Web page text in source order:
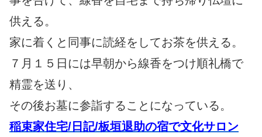
供える。
家に着くと同事に読経をしてお茶を供える。
７月１５日には早朝から線香をつけ順礼橋で
精霊を送り、
その後お墓に参詣することになっている。
稲束家住宅/日記/板垣退助の宿で文化サロン